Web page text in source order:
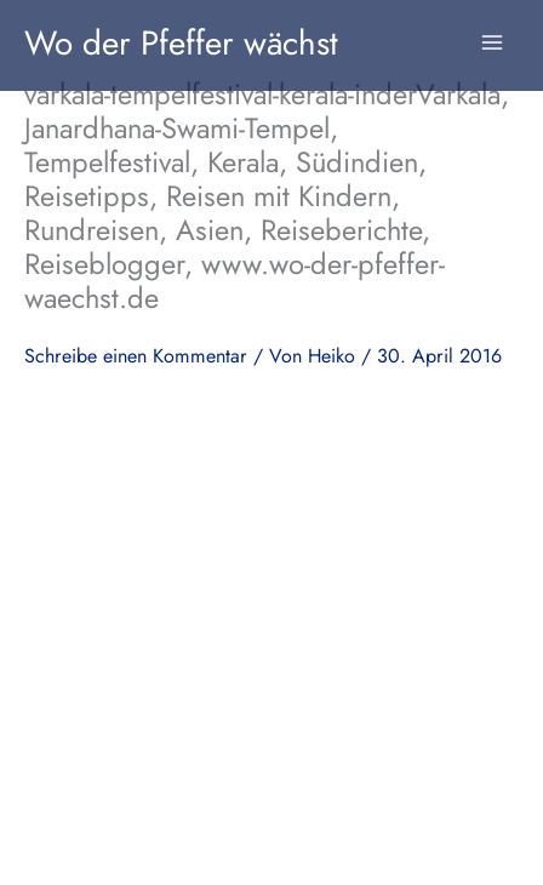
Inhalt
springen
Wo der Pfeffer wächst
varkala-tempelfestival-kerala-inderVarkala,
Janardhana-Swami-Tempel,
Tempelfestival, Kerala, Südindien,
Reisetipps, Reisen mit Kindern,
Rundreisen, Asien, Reiseberichte,
Reiseblogger, www.wo-der-pfeffer-
waechst.de
Schreibe einen Kommentar / Von Heiko / 30. April 2016